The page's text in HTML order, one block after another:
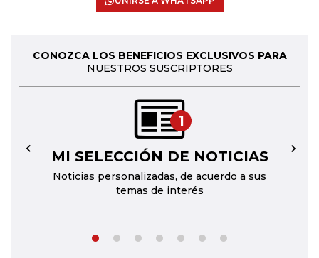
CONOZCA LOS BENEFICIOS EXCLUSIVOS PARA
NUESTROS SUSCRIPTORES
1
MI SELECCIÓN DE NOTICIAS
Noticias personalizadas, de acuerdo a sus
temas de interés
← →